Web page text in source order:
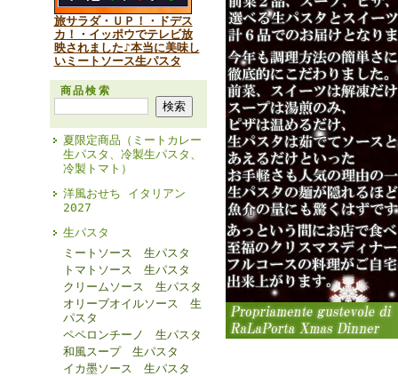
旅サラダ・ＵＰ！・ドデス
カ！・イッポウでテレビ放
映されました♪本当に美味し
いミートソース生パスタ
商品検索
夏限定商品（ミートカレー
生パスタ、冷製生パスタ、
冷製トマト）
洋風おせち イタリアン
2027
生パスタ
ミートソース 生パスタ
トマトソース 生パスタ
クリームソース 生パスタ
オリーブオイルソース 生
パスタ
ペペロンチーノ 生パスタ
和風スープ 生パスタ
イカ墨ソース 生パスタ